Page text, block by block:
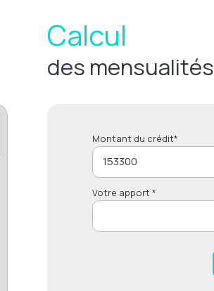
Calcul
des mensualités
Montant du crédit*
Votre apport *